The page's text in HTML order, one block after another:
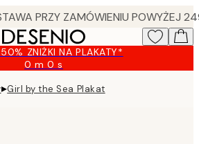
ZNIŻKI NA PLAKATY*
0 m0 s
Ważny
do:
2026-
▸Girl by the Sea Plakat